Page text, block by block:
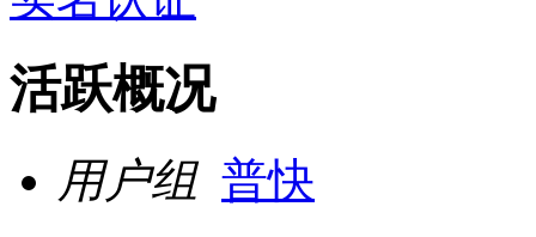
活跃概况
用户组 普快